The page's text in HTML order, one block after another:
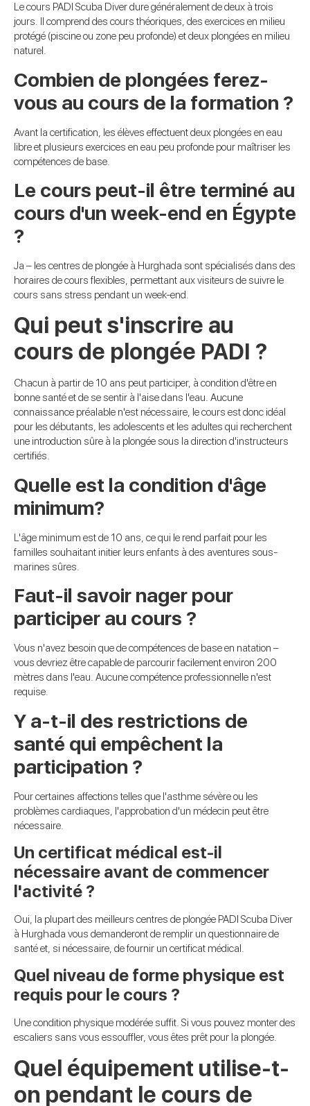
Le cours PADI Scuba Diver dure généralement de deux à trois
jours. Il comprend des cours théoriques, des exercices en milieu
protégé (piscine ou zone peu profonde) et deux plongées en milieu
naturel.
Combien de plongées ferez-
vous au cours de la formation ?
Avant la certification, les élèves effectuent deux plongées en eau
libre et plusieurs exercices en eau peu profonde pour maîtriser les
compétences de base.
Le cours peut-il être terminé au
cours d'un week-end en Égypte
?
Ja – les centres de plongée à Hurghada sont spécialisés dans des
horaires de cours flexibles, permettant aux visiteurs de suivre le
cours sans stress pendant un week-end.
Qui peut s'inscrire au
cours de plongée PADI ?
Chacun à partir de 10 ans peut participer, à condition d'être en
bonne santé et de se sentir à l'aise dans l'eau. Aucune
connaissance préalable n'est nécessaire, le cours est donc idéal
pour les débutants, les adolescents et les adultes qui recherchent
une introduction sûre à la plongée sous la direction d'instructeurs
certifiés.
Quelle est la condition d'âge
minimum?
L'âge minimum est de 10 ans, ce qui le rend parfait pour les
familles souhaitant initier leurs enfants à des aventures sous-
marines sûres.
Faut-il savoir nager pour
participer au cours ?
Vous n'avez besoin que de compétences de base en natation –
vous devriez être capable de parcourir facilement environ 200
mètres dans l'eau. Aucune compétence professionnelle n'est
requise.
Y a-t-il des restrictions de
santé qui empêchent la
participation ?
Pour certaines affections telles que l'asthme sévère ou les
problèmes cardiaques, l'approbation d'un médecin peut être
nécessaire.
Un certificat médical est-il
nécessaire avant de commencer
l'activité ?
Oui, la plupart des meilleurs centres de plongée PADI Scuba Diver
à Hurghada vous demanderont de remplir un questionnaire de
santé et, si nécessaire, de fournir un certificat médical.
Quel niveau de forme physique est
requis pour le cours ?
Une condition physique modérée suffit. Si vous pouvez monter des
escaliers sans vous essouffler, vous êtes prêt pour la plongée.
Quel équipement utilise-t-
on pendant le cours de